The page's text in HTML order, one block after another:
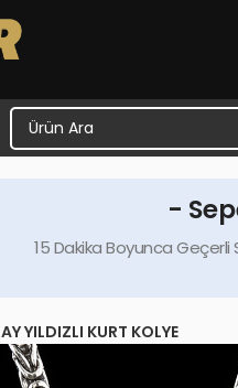
-
15 Dakika Boyunca
AY YILDIZLI KURT KOLYE